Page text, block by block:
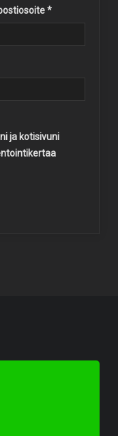
*
ja kotisivuni